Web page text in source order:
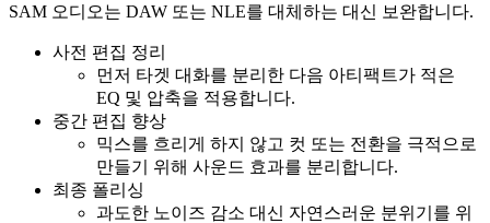
SAM 오디오는 DAW 또는 NLE를 대체하는 대신 보완합니다.
사전 편집 정리
먼저 타겟 대화를 분리한 다음 아티팩트가 적은
EQ 및 압축을 적용합니다.
중간 편집 향상
믹스를 흐리게 하지 않고 컷 또는 전환을 극적으로
만들기 위해 사운드 효과를 분리합니다.
최종 폴리싱
과도한 노이즈 감소 대신 자연스러운 분위기를 위